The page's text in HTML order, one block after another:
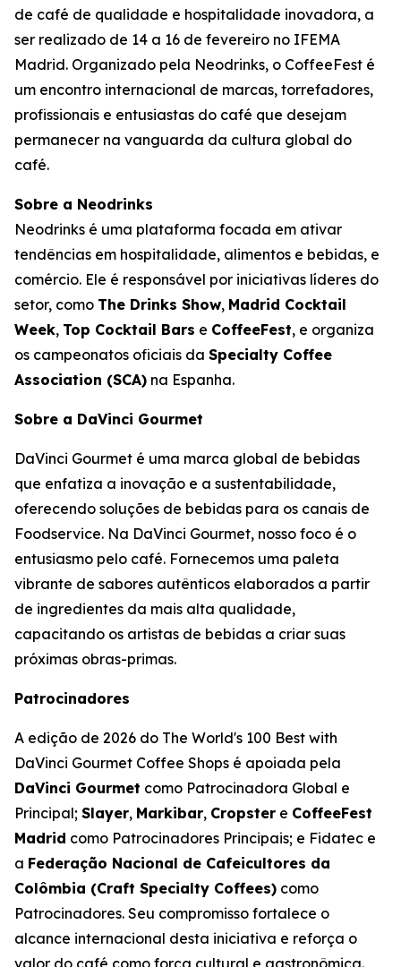
de café de qualidade e hospitalidade inovadora, a
ser realizado de 14 a 16 de fevereiro no IFEMA
Madrid. Organizado pela Neodrinks, o CoffeeFest é
um encontro internacional de marcas, torrefadores,
profissionais e entusiastas do café que desejam
permanecer na vanguarda da cultura global do
café.
Sobre a Neodrinks
Neodrinks é uma plataforma focada em ativar
tendências em hospitalidade, alimentos e bebidas, e
comércio. Ele é responsável por iniciativas líderes do
setor, como The Drinks Show, Madrid Cocktail
Week, Top Cocktail Bars e CoffeeFest, e organiza
os campeonatos oficiais da Specialty Coffee
Association (SCA) na Espanha.
Sobre a DaVinci Gourmet
DaVinci Gourmet é uma marca global de bebidas
que enfatiza a inovação e a sustentabilidade,
oferecendo soluções de bebidas para os canais de
Foodservice. Na DaVinci Gourmet, nosso foco é o
entusiasmo pelo café. Fornecemos uma paleta
vibrante de sabores autênticos elaborados a partir
de ingredientes da mais alta qualidade,
capacitando os artistas de bebidas a criar suas
próximas obras-primas. ​
Patrocinadores
A edição de 2026 do The World's 100 Best with
DaVinci Gourmet Coffee Shops é apoiada pela
DaVinci Gourmet como Patrocinadora Global e
Principal; Slayer, Markibar, Cropster e CoffeeFest
Madrid como Patrocinadores Principais; e Fidatec e
a Federação Nacional de Cafeicultores da
Colômbia (Craft Specialty Coffees) como
Patrocinadores. Seu compromisso fortalece o
alcance internacional desta iniciativa e reforça o
valor do café como força cultural e gastronômica.